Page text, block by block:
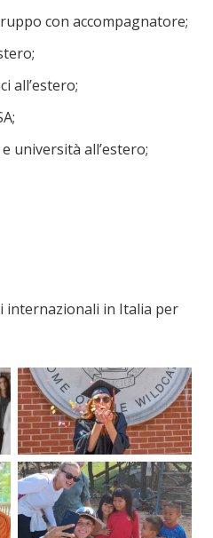
con accompagnatore;
all’estero;
università all’estero;
internazionali in Italia per